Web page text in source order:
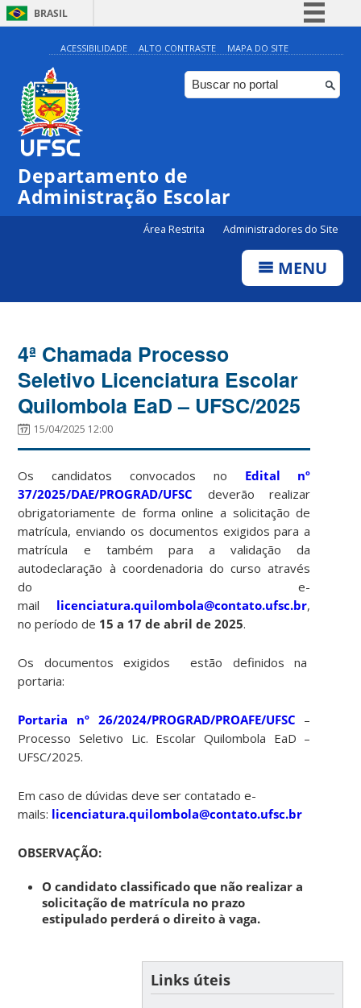
BRASIL
Simplifique!
Comunica BR
Participe
ACESSIBILIDADE ALTO CONTRASTE MAPA DO SITE
Departamento de
Administração Escolar
Área Restrita Administradores do Site
MENU
4ª Chamada Processo
Seletivo Licenciatura Escolar
Quilombola EaD – UFSC/2025
15/04/2025 12:00
Os candidatos convocados no Edital nº
37/2025/DAE/PROGRAD/UFSC deverão realizar
obrigatoriamente de forma online a solicitação de
matrícula, enviando os documentos exigidos para a
matrícula e também para a validação da
autodeclaração à coordenadoria do curso através
do e-
mail licenciatura.quilombola@contato.ufsc.br,
no período de 15 a 17 de abril de 2025.
Os documentos exigidos estão definidos na
portaria:
Portaria nº 26/2024/PROGRAD/PROAFE/UFSC –
Processo Seletivo Lic. Escolar Quilombola EaD –
UFSC/2025.
Em caso de dúvidas deve ser contatado e-
mails: licenciatura.quilombola@contato.ufsc.br
OBSERVAÇÃO:
O candidato classificado que não realizar a
solicitação de matrícula no prazo
estipulado perderá o direito à vaga.
Links úteis